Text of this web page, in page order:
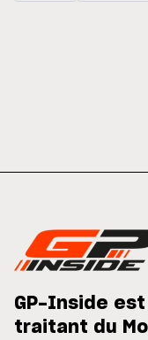
GP-Inside
traitant du